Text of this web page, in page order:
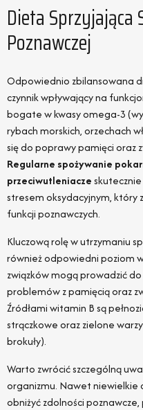
Dieta Sprzyjająca
Poznawczej
Odpowiednio zbilansowana
czynnik wpływający na
bogate w kwasy omega-3
rybach morskich, orzechach
się do poprawy pamięci oraz
Regularne spożywanie
przeciwutleniacze
stresem oksydacyjnym, który
funkcji poznawczych.
Kluczową rolę w utrzymaniu
również odpowiedni poziom
związków mogą prowadzić
problemów z pamięcią oraz
Źródłami witamin B są
strączkowe oraz zielone
brokuły).
Warto zwrócić szczególną
organizmu. Nawet niewielkie
obniżyć zdolności